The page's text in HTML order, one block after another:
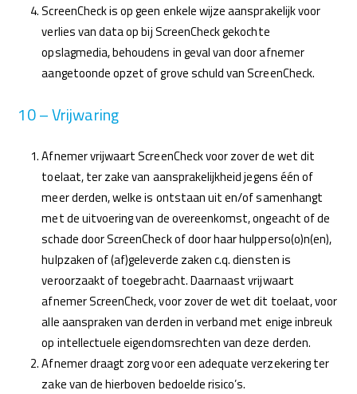
ScreenCheck is op geen enkele wijze aansprakelijk voor
verlies van data op bij ScreenCheck gekochte
opslagmedia, behoudens in geval van door afnemer
aangetoonde opzet of grove schuld van ScreenCheck.
10 – Vrijwaring
Afnemer vrijwaart ScreenCheck voor zover de wet dit
toelaat, ter zake van aansprakelijkheid jegens één of
meer derden, welke is ontstaan uit en/of samenhangt
met de uitvoering van de overeenkomst, ongeacht of de
schade door ScreenCheck of door haar hulpperso(o)n(en),
hulpzaken of (af)geleverde zaken c.q. diensten is
veroorzaakt of toegebracht. Daarnaast vrijwaart
afnemer ScreenCheck, voor zover de wet dit toelaat, voor
alle aanspraken van derden in verband met enige inbreuk
op intellectuele eigendomsrechten van deze derden.
Afnemer draagt zorg voor een adequate verzekering ter
zake van de hierboven bedoelde risico’s.